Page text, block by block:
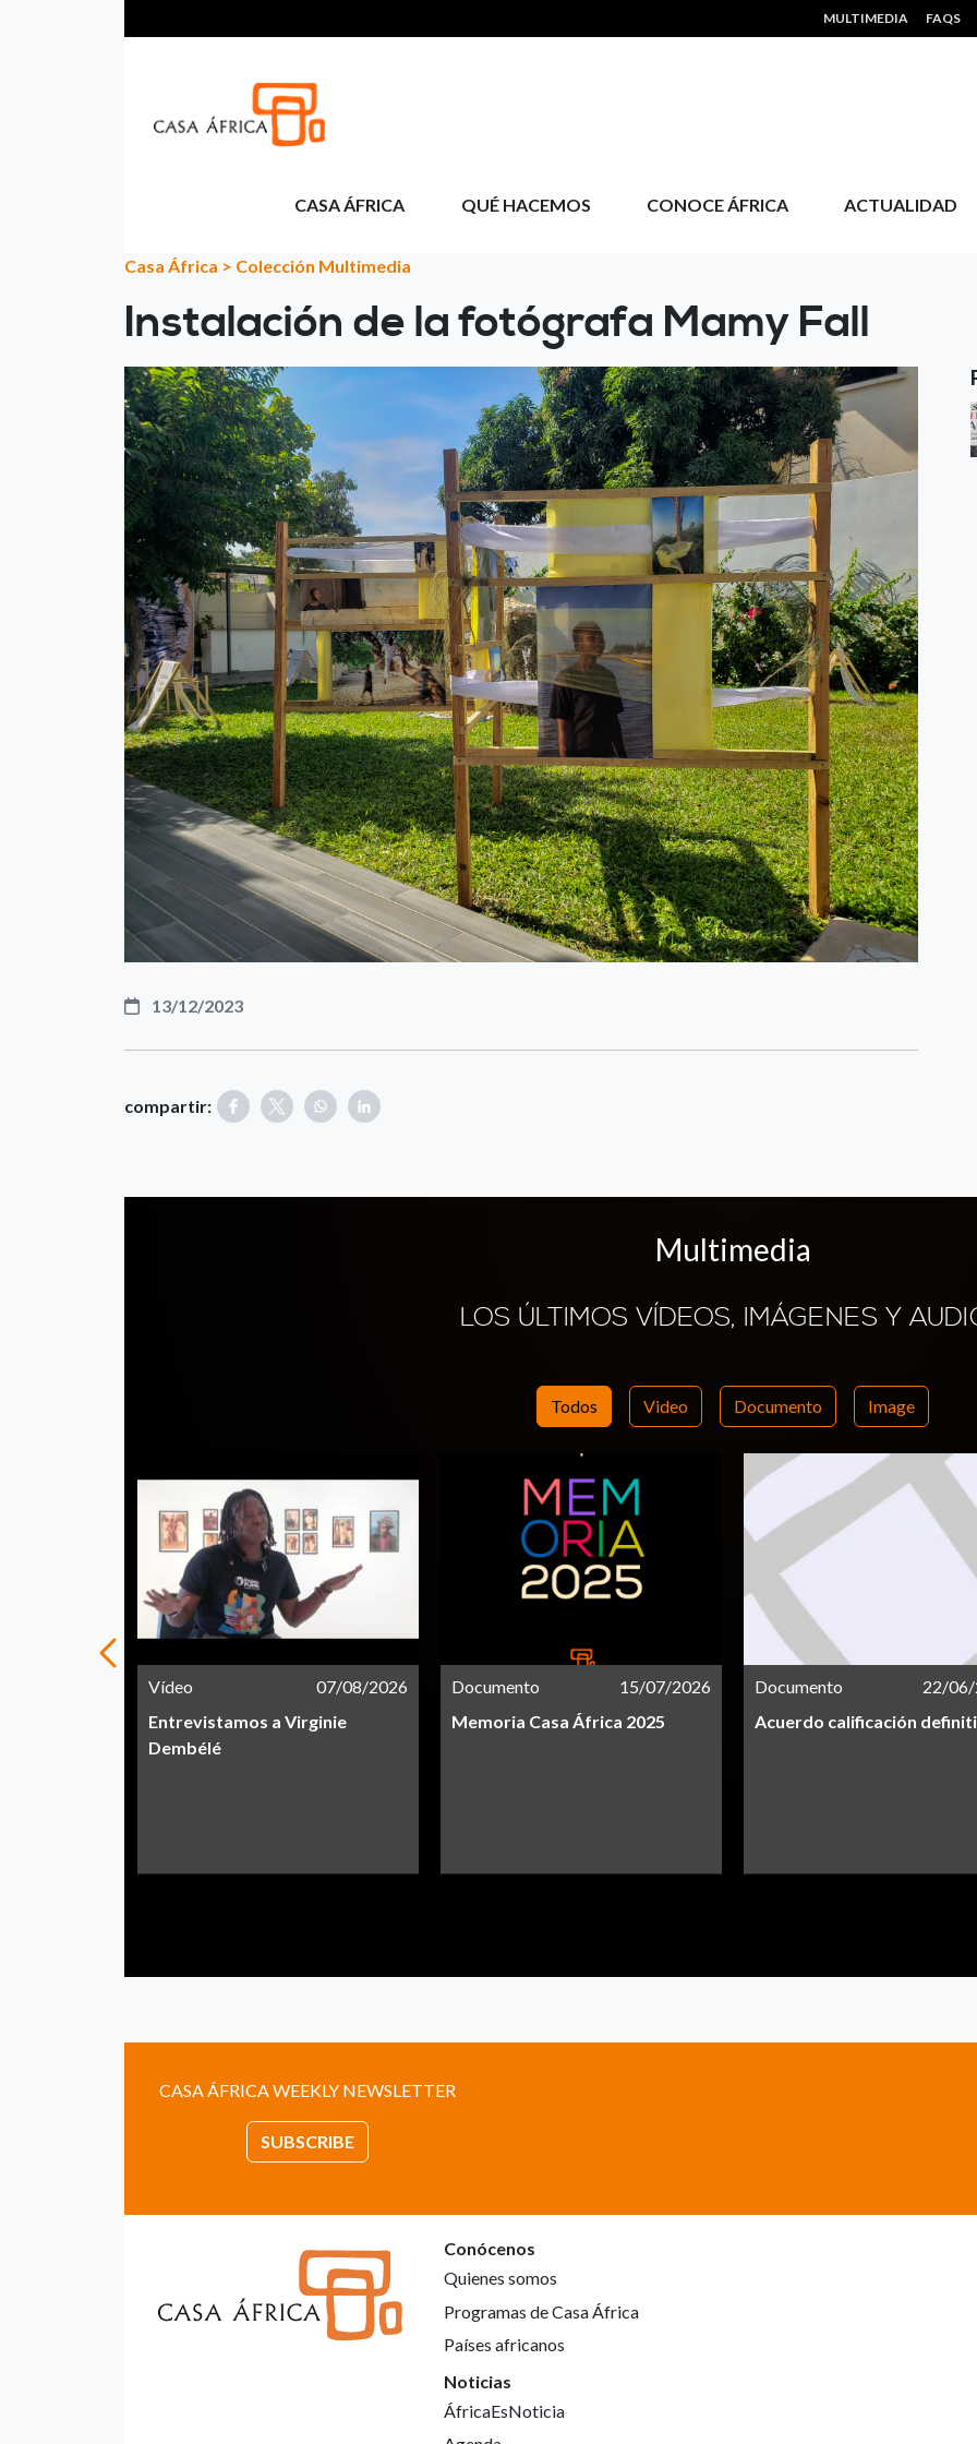
HEADER MENU
MULTIMEDIA FAQS
CASA ÁFRICA QUÉ HACEMOS CONOCE ÁFRICA ACTUALIDAD
Casa África > Colección Multimedia
Instalación de la fotógrafa Mamy Fall
13/12/2023
compartir:
Multimedia
LOS ÚLTIMOS VÍDEOS, IMÁGENES Y
Todos Video Documento Image
Vídeo
07/08/2026
Entrevistamos a Virginie
Dembélé
Documento
15/07/2026
Memoria Casa África 2025
Documento
22/
Acuerdo calificación
CASA ÁFRICA WEEKLY NEWSLETTER
SUBSCRIBE
Conócenos
Quienes somos
Programas de Casa África
Países africanos
Noticias
ÁfricaEsNoticia